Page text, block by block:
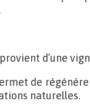
d’une
de
naturelles.